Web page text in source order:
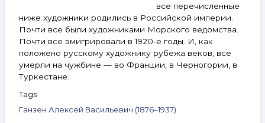
все перечисленные
ниже художники родились в Российской империи.
Почти все были художниками Морского ведомства.
Почти все эмигрировали в 1920-е годы. И, как
положено русскому художнику рубежа веков, все
умерли на чужбине — во Франции, в Черногории, в
Туркестане.
Tags
Ганзен Алексей Васильевич (1876–1937)